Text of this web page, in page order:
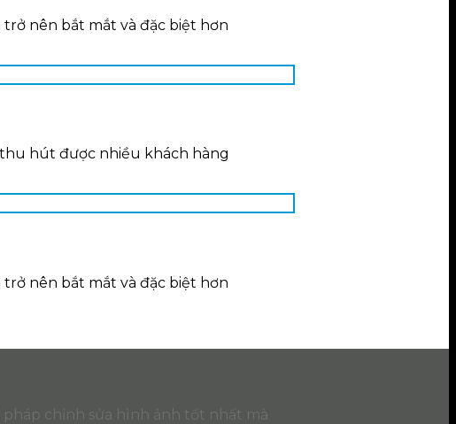
nên bắt mắt và đặc biệt hơn
hút được nhiều khách hàng
nên bắt mắt và đặc biệt hơn
chỉnh sửa hình ảnh tốt nhất mà